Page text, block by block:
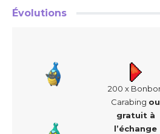
Évolutions
200 x
Carabing ou
gratuit à
l’échange